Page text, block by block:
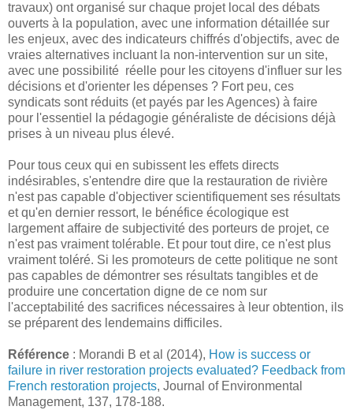
travaux) ont organisé sur chaque projet local des débats
ouverts à la population, avec une information détaillée sur
les enjeux, avec des indicateurs chiffrés d'objectifs, avec de
vraies alternatives incluant la non-intervention sur un site,
avec une possibilité réelle pour les citoyens d'influer sur les
décisions et d'orienter les dépenses ? Fort peu, ces
syndicats sont réduits (et payés par les Agences) à faire
pour l'essentiel la pédagogie généraliste de décisions déjà
prises à un niveau plus élevé.
Pour tous ceux qui en subissent les effets directs
indésirables, s'entendre dire que la restauration de rivière
n'est pas capable d'objectiver scientifiquement ses résultats
et qu'en dernier ressort, le bénéfice écologique est
largement affaire de subjectivité des porteurs de projet, ce
n'est pas vraiment tolérable. Et pour tout dire, ce n'est plus
vraiment toléré. Si les promoteurs de cette politique ne sont
pas capables de démontrer ses résultats tangibles et de
produire une concertation digne de ce nom sur
l'acceptabilité des sacrifices nécessaires à leur obtention, ils
se préparent des lendemains difficiles.
Référence : Morandi B et al (2014), How is success or
failure in river restoration projects evaluated? Feedback from
French restoration projects, Journal of Environmental
Management, 137, 178-188.